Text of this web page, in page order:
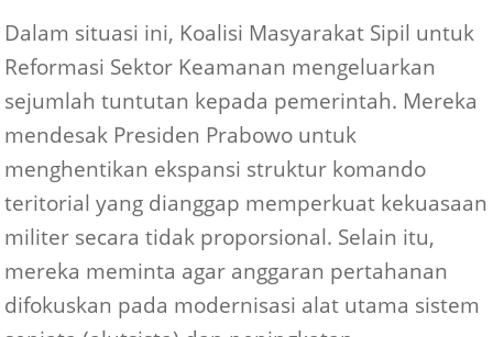
Dalam situasi ini, Koalisi Masyarakat Sipil untuk
Reformasi Sektor Keamanan mengeluarkan
sejumlah tuntutan kepada pemerintah. Mereka
mendesak Presiden Prabowo untuk
menghentikan ekspansi struktur komando
teritorial yang dianggap memperkuat kekuasaan
militer secara tidak proporsional. Selain itu,
mereka meminta agar anggaran pertahanan
difokuskan pada modernisasi alat utama sistem